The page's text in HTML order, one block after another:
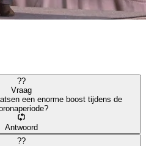
??
Vraag
een enorme boost tijdens de
Antwoord
??